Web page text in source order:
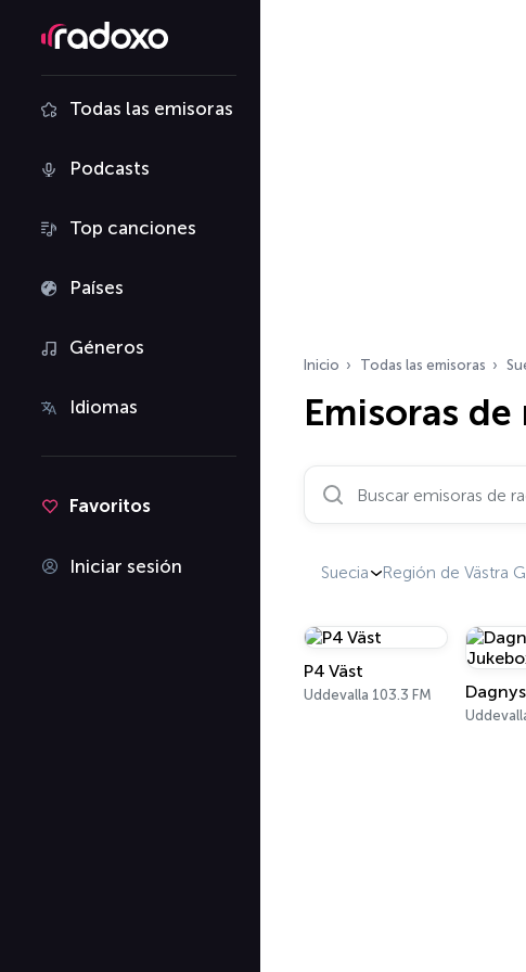
Todas las emisoras
Podcasts
Top canciones
Países
Géneros
Idiomas
Favoritos
Iniciar sesión
Inicio Todas las emisoras
Emisoras
Buscar emisoras de radio…
Suecia Región de Västra
P4 Väst
Uddevalla 103.3 FM